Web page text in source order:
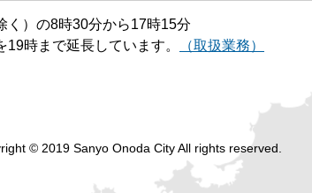
く）の8時30分から17時15分
時まで延長しています。
（取扱業務）
© 2019 Sanyo Onoda City All rights reserved.